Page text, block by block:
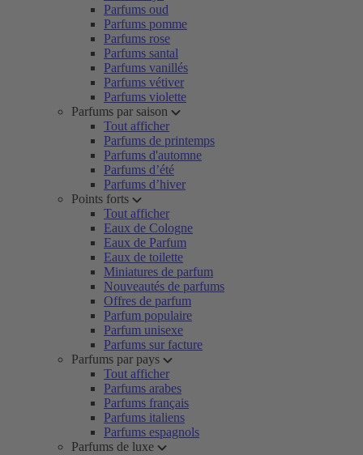
Parfums oud
Parfums pomme
Parfums rose
Parfums santal
Parfums vanillés
Parfums vétiver
Parfums violette
Parfums par saison
Tout afficher
Parfums de printemps
Parfums d'automne
Parfums d’été
Parfums d’hiver
Points forts
Tout afficher
Eaux de Cologne
Eaux de Parfum
Eaux de toilette
Miniatures de parfum
Nouveautés de parfums
Offres de parfum
Parfum populaire
Parfum unisexe
Parfums sur facture
Parfums par pays
Tout afficher
Parfums arabes
Parfums français
Parfums italiens
Parfums espagnols
Parfums de luxe